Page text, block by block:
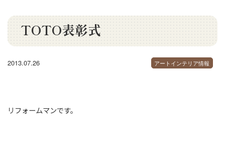
TOTO表彰式
2013.07.26 アートインテリア情報
リフォームマンです。